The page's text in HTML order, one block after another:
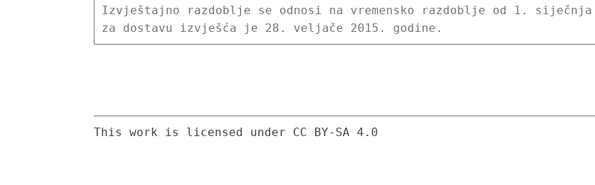
Izvještajno razdoblje se odnosi na vremensko razdoblje od 1.
za dostavu izvješća je 28. veljače 2015. godine.
This work is licensed under CC BY-SA 4.0